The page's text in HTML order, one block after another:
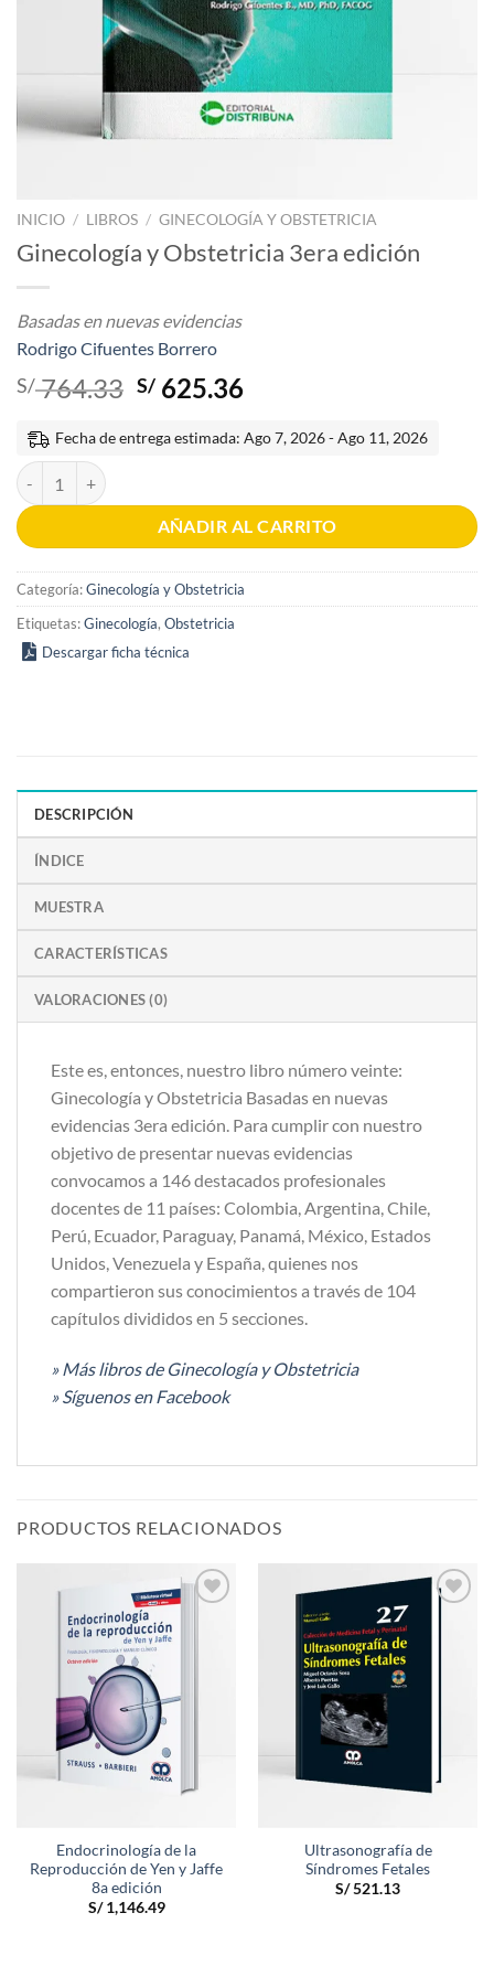
INICIO / LIBROS / GINECOLOGÍA Y OBSTETRICIA
Ginecología y Obstetricia 3era edición
Basadas en nuevas evidencias
Rodrigo Cifuentes Borrero
S/764.33 El
original
S/ 625.36El
actual
Fecha de entrega estimada: Ago 7, 2026 - Ago 11, 2026
Ginecología y Obstetricia 3era edición cantidad
AÑADIR AL CARRITO
Categoría:Ginecología y Obstetricia
Etiquetas:Ginecología, Obstetricia
Descargar ficha técnica
DESCRIPCIÓN
ÍNDICE
MUESTRA
CARACTERÍSTICAS
VALORACIONES (0)
Este es, entonces, nuestro libro número veinte:
Ginecología y Obstetricia Basadas en nuevas
evidencias 3era edición. Para cumplir con nuestro
objetivo de presentar nuevas evidencias
convocamos a 146 destacados profesionales
docentes de 11 países: Colombia, Argentina, Chile,
Perú, Ecuador, Paraguay, Panamá, México, Estados
Unidos, Venezuela y España, quienes nos
compartieron sus conocimientos a través de 104
capítulos divididos en 5 secciones.
» Más libros de Ginecología y Obstetricia
» Síguenos en Facebook
PRODUCTOS RELACIONADOS
Endocrinología de la
Reproducción de Yen y Jaffe
8a edición
S/1,146.49
Ultrasonografía de
Síndromes Fetales
S/521.13